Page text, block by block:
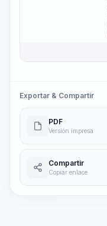
Exportar & Compartir
PDF
Versión impresa
Compartir
Copiar enlace